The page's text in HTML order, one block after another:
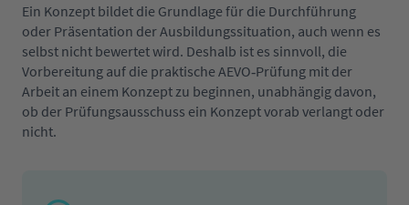
Ein Konzept bildet die Grundlage für die Durchführung
oder Präsentation der Ausbildungssituation, auch wenn es
selbst nicht bewertet wird. Deshalb ist es sinnvoll, die
Vorbereitung auf die praktische AEVO‑Prüfung mit der
Arbeit an einem Konzept zu beginnen, unabhängig davon,
ob der Prüfungsausschuss ein Konzept vorab verlangt oder
nicht.